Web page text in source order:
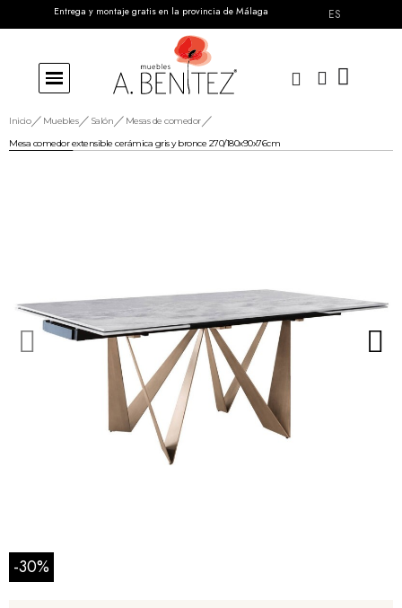
Entrega y montaje gratis en la provincia de Málaga ES
Inicio Muebles Salón
Mesas de comedor
Mesa comedor extensible cerámica gris y bronce 270/180x90x76cm
-30%